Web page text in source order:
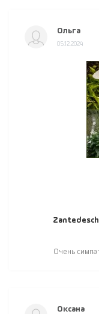
Ольга
05.12.2024
Очень
Оксана